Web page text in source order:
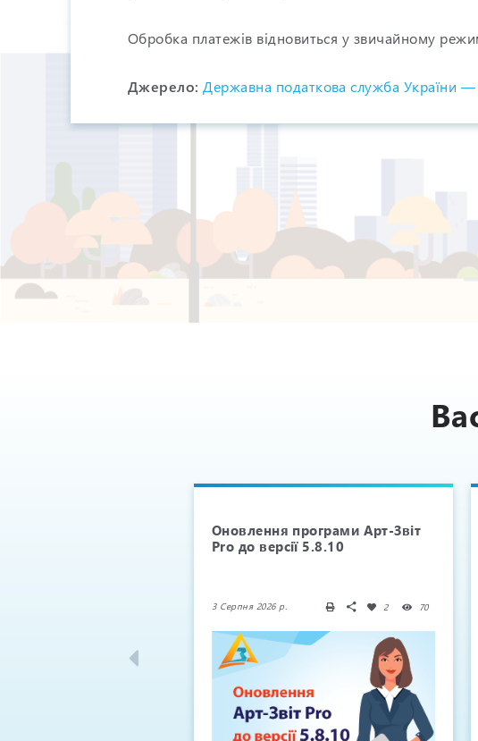
Обробка платежів відновиться у звичайному
Джерелo: Державна податкова служба України —
Оновлення програми Арт-Звіт
Pro до версії 5.8.10
3 Серпня 2026 р. 2 70